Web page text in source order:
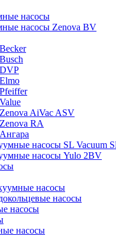
насосы
насосы Zenova BV
AiVac ASV
RA
насосы SL Vacuum
насосы Yulo 2BV
насосы
насосы
насосы
насосы